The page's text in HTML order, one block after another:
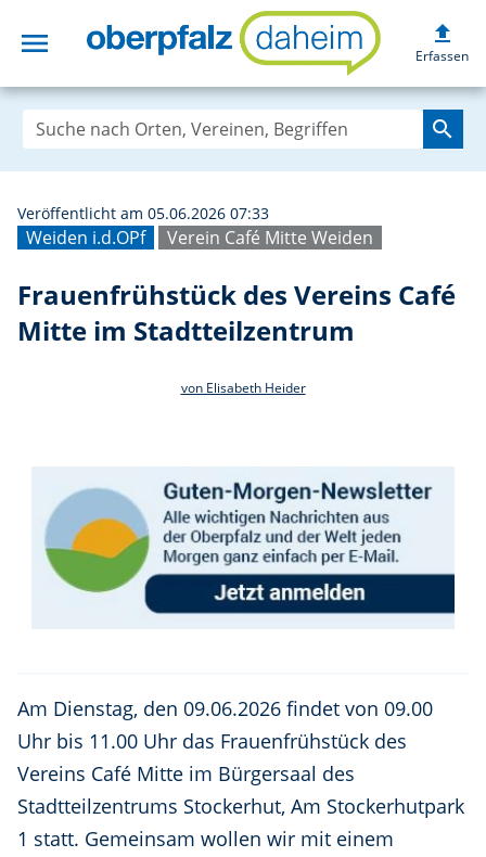
menu upload
Erfassen
search
Weiden i.d.OPf Verein Café Mitte Weiden
Veröffentlicht am 05.06.2026 07:33
Frauenfrühstück des Vereins Café
Mitte im Stadtteilzentrum
von Elisabeth Heider
Am Dienstag, den 09.06.2026 findet von 09.00
Uhr bis 11.00 Uhr das Frauenfrühstück des
Vereins Café Mitte im Bürgersaal des
Stadtteilzentrums Stockerhut, Am Stockerhutpark
1 statt. Gemeinsam wollen wir mit einem